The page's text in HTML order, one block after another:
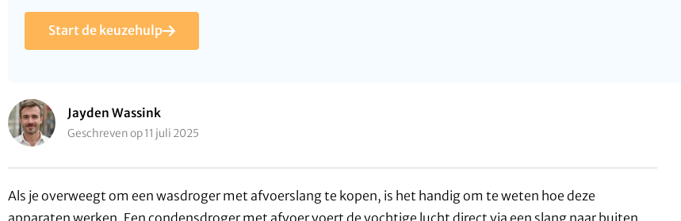
Start de keuzehulp
Jayden Wassink
Geschreven op 11 juli 2025
Als je overweegt om een wasdroger met afvoerslang te kopen, is het handig om te weten hoe deze